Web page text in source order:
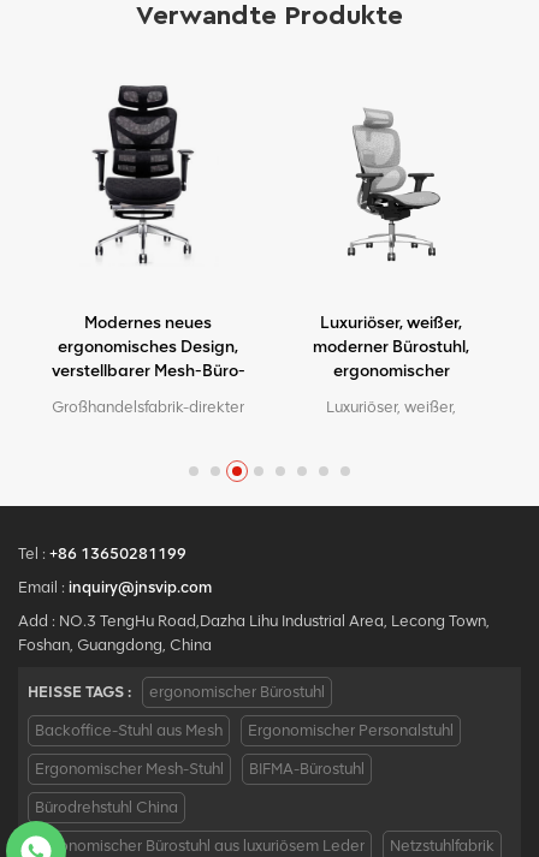
Verwandte Produkte
Modernes neues
ergonomisches Design,
verstellbarer Mesh-Büro-
Großhandelsfabrik-direkter
greifenstuhl MOQ ist EIN
Stück, große Quantität mit
Diskont.Maßgeschneiderter
Bedürfnissen ist akzeptabel.
Luxuriöser, weißer,
moderner Bürostuhl,
ergonomischer
Metallmaterial für den
Luxuriöser, weißer,
mit Mesh-Metallmaterial für
den Bürogebrauch
Tel : +86 13650281199
Email : inquiry@jnsvip.com
Add : NO.3 TengHu Road,Dazha Lihu Industrial Area, Lecong Town,
Foshan, Guangdong, China
HEISSE TAGS : ergonomischer Bürostuhl
Backoffice-Stuhl aus Mesh Ergonomischer Personalstuhl
Ergonomischer Mesh-Stuhl BIFMA-Bürostuhl
Bürodrehstuhl China
Ergonomischer Bürostuhl aus luxuriösem Leder Netzstuhlfabrik